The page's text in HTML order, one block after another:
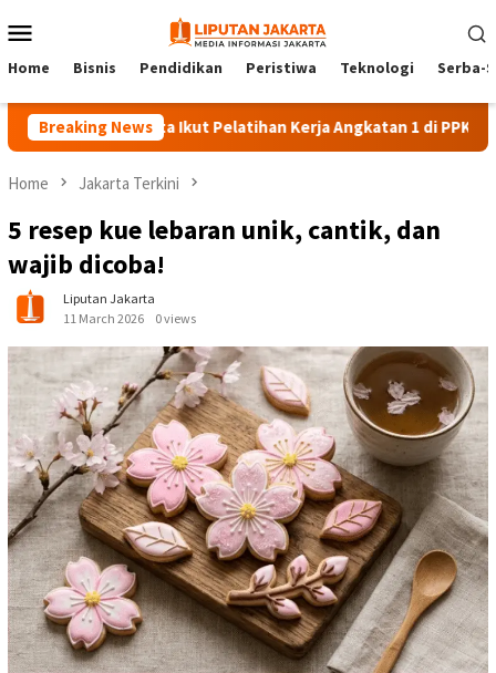
to
Menu
Home Bisnis Pendidikan Peristiwa Teknologi Serba-
Breaking News
Peserta Ikut Pelatihan Kerja Angkatan 1 di PPKD Jaksel
Home Jakarta Terkini
5 resep kue lebaran unik, cantik, dan
wajib dicoba!
Liputan Jakarta
11 March 2026
0 views